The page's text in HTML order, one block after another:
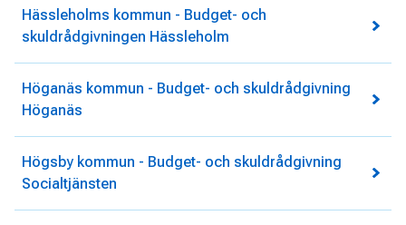
Hässleholms kommun - Budget- och
skuldrådgivningen Hässleholm
Höganäs kommun - Budget- och skuldrådgivning
Höganäs
Högsby kommun - Budget- och skuldrådgivning
Socialtjänsten